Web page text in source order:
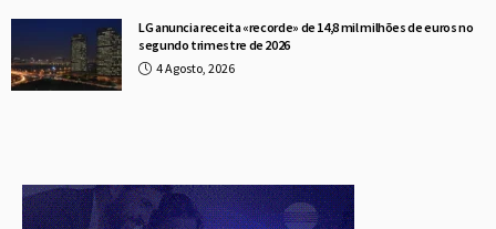
LG anuncia receita «recorde» de 14,8 mil milhões de euros no
segundo trimestre de 2026
4 Agosto, 2026